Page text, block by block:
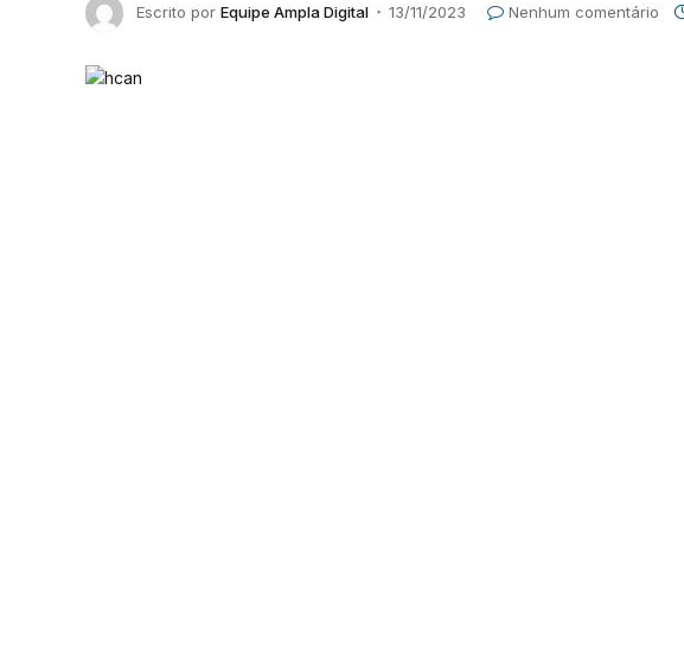
Escrito por Equipe Ampla Digital 13/11/2023 Nenhum comentário